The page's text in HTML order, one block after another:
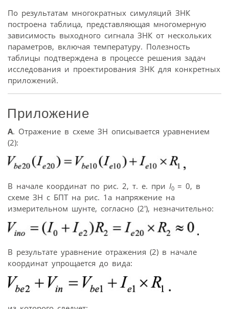
По результатам многократных симуляций ЗНК
построена таблица, представляющая многомерную
зависимость выходного сигнала ЗНК от нескольких
параметров, включая температуру. Полезность
таблицы подтверждена в процессе решения задач
исследования и проектирования ЗНК для конкретных
приложений.
Приложение
А. Отражение в схеме ЗН описывается уравнением
(2):
В начале координат по рис. 2, т. е. при I0 = 0, в
схеме ЗН с БПТ на рис. 1а напряжение на
измерительном шунте, согласно (2′), незначительно:
В результате уравнение отражения (2) в начале
координат упрощается до вида: